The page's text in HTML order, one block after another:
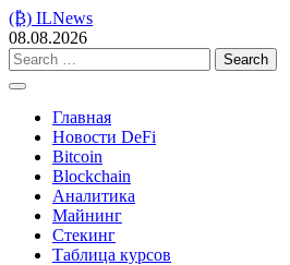
Skip
to
content
(₿) ILNews
08.08.2026
Search
for:
Главная
Новости DeFi
Bitcoin
Blockchain
Аналитика
Майнинг
Стекинг
Таблица курсов